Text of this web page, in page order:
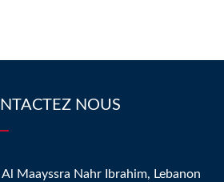
NOUS
Al Maayssra Nahr Ibrahim, Lebanon